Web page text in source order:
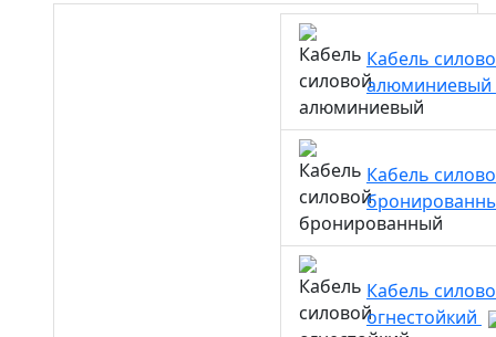
Кабель
алюминиевый
Кабель
Кабель
огнестойкий